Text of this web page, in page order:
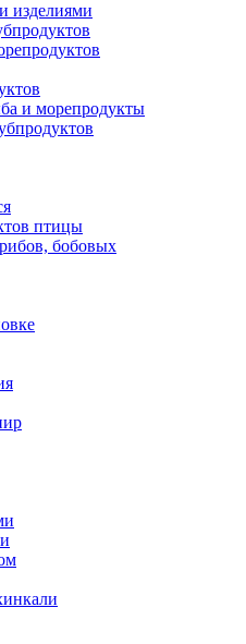
изделиями
и морепродукты
птицы
бобовых